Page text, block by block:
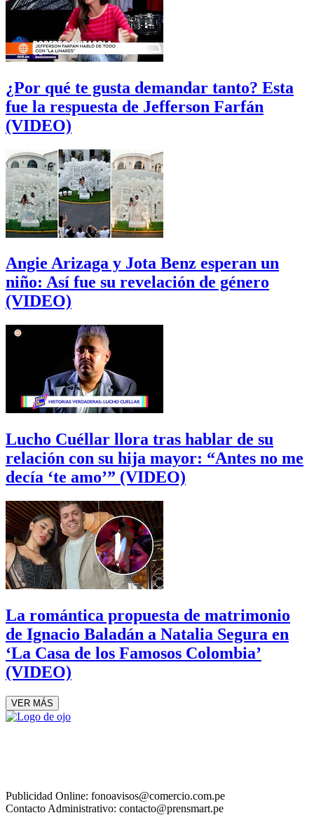
¿Por qué te gusta demandar tanto? Esta
fue la respuesta de Jefferson Farfán
(VIDEO)
Angie Arizaga y Jota Benz esperan un
niño: Así fue su revelación de género
(VIDEO)
Lucho Cuéllar llora tras hablar de su
relación con su hija mayor: “Antes no me
decía ‘te amo’” (VIDEO)
La romántica propuesta de matrimonio
de Ignacio Baladán a Natalia Segura en
‘La Casa de los Famosos Colombia’
(VIDEO)
VER MÁS
Publicidad Online: fonoavisos@comercio.com.pe
Contacto Administrativo: contacto@prensmart.pe